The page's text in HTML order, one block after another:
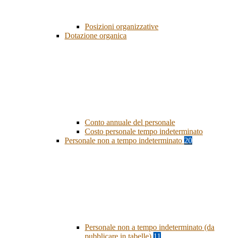
Posizioni organizzative
Dotazione organica
Conto annuale del personale
Costo personale tempo indeterminato
Personale non a tempo indeterminato 20
Personale non a tempo indeterminato (da